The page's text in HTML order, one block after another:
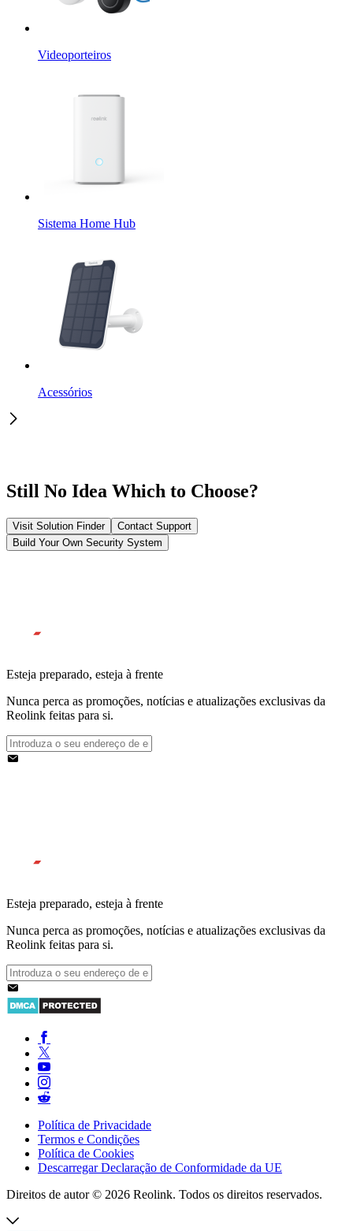
Videoporteiros
Sistema Home Hub
Acessórios
Still No Idea Which to Choose?
Visit Solution Finder
Contact Support
Build Your Own Security System
Esteja preparado, esteja à frente
Nunca perca as promoções, notícias e atualizações exclusivas da
Reolink feitas para si.
Esteja preparado, esteja à frente
Nunca perca as promoções, notícias e atualizações exclusivas da
Reolink feitas para si.
Política de Privacidade
Termos e Condições
Política de Cookies
Descarregar Declaração de Conformidade da UE
Direitos de autor © 2026 Reolink. Todos os direitos reservados.